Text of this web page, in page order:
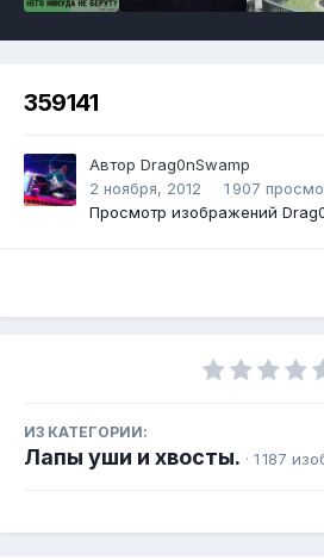
359141
Автор Drag0nSwamp
2 ноября, 2012
1 907
Просмотр изображений
ИЗ КАТЕГОРИИ:
Лапы уши и хвосты. · 1 187